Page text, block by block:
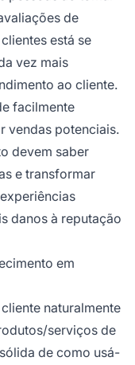
de
está se
vez mais
ao cliente.
facilmente
vendas potenciais.
devem saber
e transformar
danos à reputação
em
naturalmente
serviços de
de como usá-